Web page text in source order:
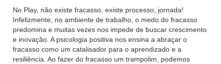
No Play, não existe fracasso, existe processo, jornada!
Infelizmente, no ambiente de trabalho, o medo do fracasso
predomina e muitas vezes nos impede de buscar crescimento
e inovação. A psicologia positiva nos ensina a abraçar o
fracasso como um catalisador para o aprendizado e a
resiliência. Ao fazer do fracasso um trampolim, podemos